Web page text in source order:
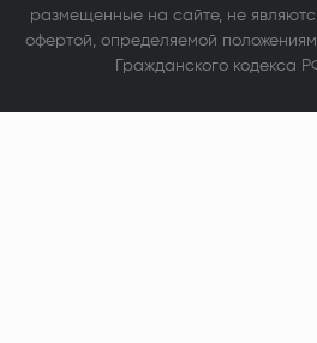
размещенные на сайте, не
офертой, определяемой
Гражданского кодекса